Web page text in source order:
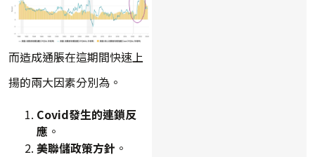
而造成通脹在這期間快速上
揚的兩大因素分別為。
Covid發生的連鎖反
應 。
美聯儲政策方針 。